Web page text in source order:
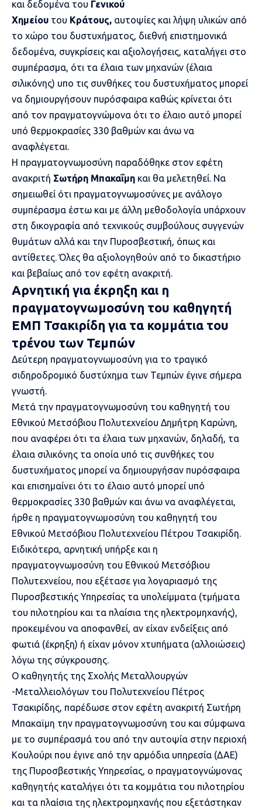
και δεδομένα του Γενικού
Χημείου του Κράτους, αυτοψίες και λήψη υλικών από
το χώρο του δυστυχήματος, διεθνή επιστημονικά
δεδομένα, συγκρίσεις και αξιολογήσεις, καταλήγει στο
συμπέρασμα, ότι τα έλαια των μηχανών (έλαια
σιλικόνης) υπο τις συνθήκες του δυστυχήματος μπορεί
να δημιουργήσουν πυρόσφαιρα καθώς κρίνεται ότι
από τον πραγματογνώμονα ότι το έλαιο αυτό μπορεί
υπό θερμοκρασίες 330 βαθμών και άνω να
αναφλέγεται.
Η πραγματογνωμοσύνη παραδόθηκε στον εφέτη
ανακριτή Σωτήρη Μπακαΐμη και θα μελετηθεί. Να
σημειωθεί ότι πραγματογνωμοσύνες με ανάλογο
συμπέρασμα έστω και με άλλη μεθοδολογία υπάρχουν
στη δικογραφία από τεχνικούς συμβούλους συγγενών
θυμάτων αλλά και την Πυροσβεστική, όπως και
αντίθετες. Όλες θα αξιολογηθούν από το δικαστήριο
και βεβαίως από τον εφέτη ανακριτή.
Αρνητική για έκρηξη και η
πραγματογνωμοσύνη του καθηγητή
ΕΜΠ Τσακιρίδη για τα κομμάτια του
τρένου των Τεμπών
Δεύτερη πραγματογνωμοσύνη για το τραγικό
σιδηροδρομικό δυστύχημα των Τεμπών έγινε σήμερα
γνωστή.
Μετά την πραγματογνωμοσύνη του καθηγητή του
Εθνικού Μετσόβιου Πολυτεχνείου Δημήτρη Καρώνη,
που αναφέρει ότι τα έλαια των μηχανών, δηλαδή, τα
έλαια σιλικόνης τα οποία υπό τις συνθήκες του
δυστυχήματος μπορεί να δημιουργήσαν πυρόσφαιρα
και επισημαίνει ότι το έλαιο αυτό μπορεί υπό
θερμοκρασίες 330 βαθμών και άνω να αναφλέγεται,
ήρθε η πραγματογνωμοσύνη του καθηγητή του
Εθνικού Μετσόβιου Πολυτεχνείου Πέτρου Τσακιρίδη.
Ειδικότερα, αρνητική υπήρξε και η
πραγματογνωμοσύνη του Εθνικού Μετσόβιου
Πολυτεχνείου, που εξέτασε για λογαριασμό της
Πυροσβεστικής Υπηρεσίας τα υπολείμματα (τμήματα
του πιλοτηρίου και τα πλαίσια της ηλεκτρομηχανής),
προκειμένου να αποφανθεί, αν είχαν ενδείξεις από
φωτιά (έκρηξη) ή είχαν μόνον χτυπήματα (αλλοιώσεις)
λόγω της σύγκρουσης.
Ο καθηγητής της Σχολής Μεταλλουργών
-Μεταλλειολόγων του Πολυτεχνείου Πέτρος
Τσακιρίδης, παρέδωσε στον εφέτη ανακριτή Σωτήρη
Μπακαϊμη την πραγματογνωμοσύνη του και σύμφωνα
με το συμπέρασμά του από την αυτοψία στην περιοχή
Κουλούρι που έγινε από την αρμόδια υπηρεσία (ΔΑΕ)
της Πυροσβεστικής Υπηρεσίας, ο πραγματογνώμονας
καθηγητής καταλήγει ότι τα κομμάτια του πιλοτηρίου
και τα πλαίσια της ηλεκτρομηχανής που εξετάστηκαν